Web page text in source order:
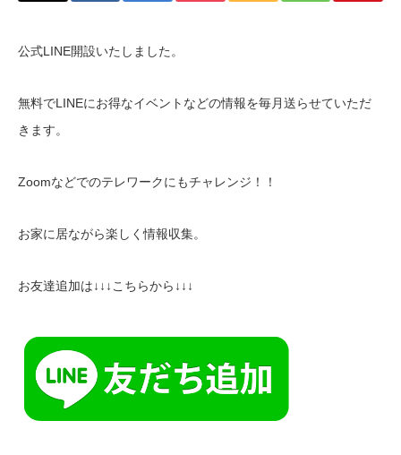
公式LINE開設いたしました。
無料でLINEにお得なイベントなどの情報を毎月送らせていただ
きます。
Zoomなどでのテレワークにもチャレンジ！！
お家に居ながら楽しく情報収集。
お友達追加は↓↓↓こちらから↓↓↓